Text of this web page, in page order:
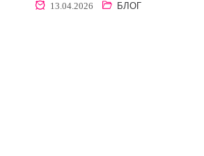
13.04.2026 БЛОГ